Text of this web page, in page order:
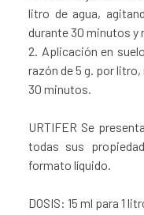
litro de agua,
durante 30 minutos y
2. Aplicación en
razón de 5 g. por
30 minutos.
URTIFER Se
todas sus
formato líquido.
DOSIS: 15 ml para 1